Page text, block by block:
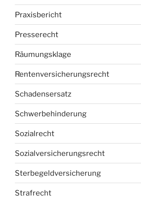
Praxisbericht
Presserecht
Räumungsklage
Rentenversicherungsrecht
Schadensersatz
Schwerbehinderung
Sozialrecht
Sozialversicherungsrecht
Sterbegeldversicherung
Strafrecht